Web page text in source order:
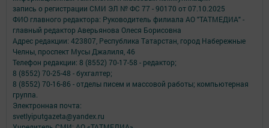
запись о регистрации СМИ ЭЛ № ФС 77 - 90170 от 07.10.2025
ФИО главного редактора: Руководитель филиала АО "ТАТМЕДИА" -
главный редактор Аверьянова Олеся Борисовна
Адрес редакции: 423807, Республика Татарстан, город Набережные
Челны, проспект Мусы Джалиля, 46
Телефон редакции: 8 (8552) 70-17-58 - редактор;
8 (8552) 70-25-48 - бухгалтер;
8 (8552) 70-16-86 - отделы писем и массовой работы; компьютерная
группа.
Электронная почта:
svetlyiputgazeta@yandex.ru